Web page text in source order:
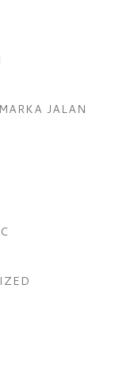
JALAN